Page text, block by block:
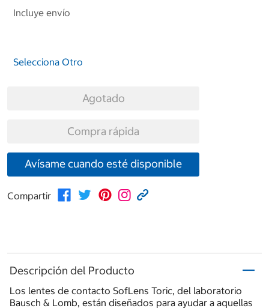
Incluye envío
Selecciona Otro
Agotado
Compra rápida
Avísame cuando esté disponible
Compartir
Descripción del Producto
Los lentes de contacto SofLens Toric, del laboratorio
Bausch & Lomb, están diseñados para ayudar a aquellas